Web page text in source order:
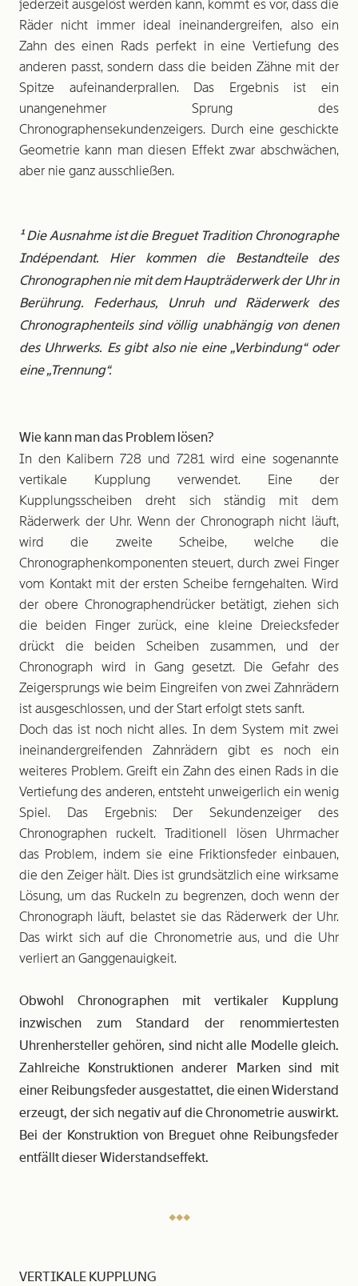
jederzeit ausgelöst werden kann, kommt es vor, dass die
Räder nicht immer ideal ineinandergreifen, also ein
Zahn des einen Rads perfekt in eine Vertiefung des
anderen passt, sondern dass die beiden Zähne mit der
Spitze aufeinanderprallen. Das Ergebnis ist ein
unangenehmer Sprung des
Chronographensekundenzeigers. Durch eine geschickte
Geometrie kann man diesen Effekt zwar abschwächen,
aber nie ganz ausschließen.
¹ Die Ausnahme ist die Breguet Tradition Chronographe
Indépendant. Hier kommen die Bestandteile des
Chronographen nie mit dem Haupträderwerk der Uhr in
Berührung. Federhaus, Unruh und Räderwerk des
Chronographenteils sind völlig unabhängig von denen
des Uhrwerks. Es gibt also nie eine „Verbindung“ oder
eine „Trennung“.
Wie kann man das Problem lösen?
In den Kalibern 728 und 7281 wird eine sogenannte
vertikale Kupplung verwendet. Eine der
Kupplungsscheiben dreht sich ständig mit dem
Räderwerk der Uhr. Wenn der Chronograph nicht läuft,
wird die zweite Scheibe, welche die
Chronographenkomponenten steuert, durch zwei Finger
vom Kontakt mit der ersten Scheibe ferngehalten. Wird
der obere Chronographendrücker betätigt, ziehen sich
die beiden Finger zurück, eine kleine Dreiecksfeder
drückt die beiden Scheiben zusammen, und der
Chronograph wird in Gang gesetzt. Die Gefahr des
Zeigersprungs wie beim Eingreifen von zwei Zahnrädern
ist ausgeschlossen, und der Start erfolgt stets sanft.
Doch das ist noch nicht alles. In dem System mit zwei
ineinandergreifenden Zahnrädern gibt es noch ein
weiteres Problem. Greift ein Zahn des einen Rads in die
Vertiefung des anderen, entsteht unweigerlich ein wenig
Spiel. Das Ergebnis: Der Sekundenzeiger des
Chronographen ruckelt. Traditionell lösen Uhrmacher
das Problem, indem sie eine Friktionsfeder einbauen,
die den Zeiger hält. Dies ist grundsätzlich eine wirksame
Lösung, um das Ruckeln zu begrenzen, doch wenn der
Chronograph läuft, belastet sie das Räderwerk der Uhr.
Das wirkt sich auf die Chronometrie aus, und die Uhr
verliert an Ganggenauigkeit.
Obwohl Chronographen mit vertikaler Kupplung
inzwischen zum Standard der renommiertesten
Uhrenhersteller gehören, sind nicht alle Modelle gleich.
Zahlreiche Konstruktionen anderer Marken sind mit
einer Reibungsfeder ausgestattet, die einen Widerstand
erzeugt, der sich negativ auf die Chronometrie auswirkt.
Bei der Konstruktion von Breguet ohne Reibungsfeder
entfällt dieser Widerstandseffekt.
VERTIKALE KUPPLUNG